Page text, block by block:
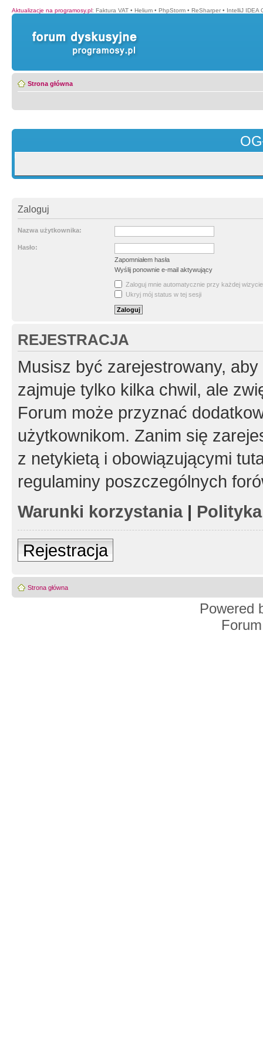
Aktualizacje na programosy.pl: Faktura VAT • Helium • PhpStorm • ReSharper • IntelliJ IDEA
Strona główna
Zaloguj
Nazwa użytkownika:
Hasło:
Zapomniałem hasła
Wyślij ponownie e-mail aktywujący
Zaloguj mnie automatycznie przy każdej wizycie
Ukryj mój status w tej sesji
REJESTRACJA
Musisz być zarejestrowany,
zajmuje tylko kilka chwil, ale
Forum może przyznać
użytkownikom. Zanim się
z netykietą i obowiązującymi
regulaminy poszczególnych
Warunki korzystania|
Rejestracja
Strona główna
Powered